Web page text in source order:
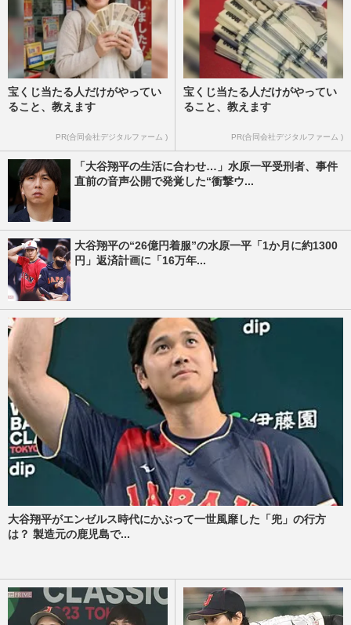
宝くじ当たる人だけがやってい
ること、教えます
PR(合同会社デジタルファーム )
宝くじ当たる人だけがやってい
ること、教えます
PR(合同会社デジタルファーム )
「大谷翔平の生活に合わせ…」水原一平受刑者、事件
直前の音声公開で発覚した“衝撃ウ...
大谷翔平の“26億円着服”の水原一平「1か月に約1300
円」返済計画に「16万年...
大谷翔平がエンゼルス時代にかぶって一世風靡した「兜」の行方
は？ 製造元の鹿児島で...